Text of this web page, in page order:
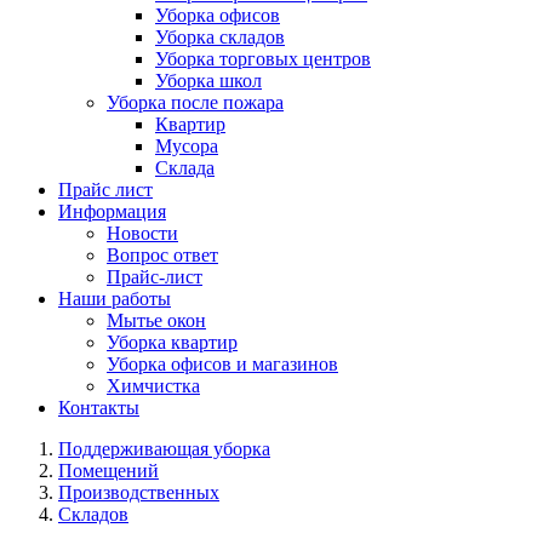
Уборка офисов
Уборка складов
Уборка торговых центров
Уборка школ
Уборка после пожара
Квартир
Мусора
Склада
Прайс лист
Информация
Новости
Вопрос ответ
Прайс-лист
Наши работы
Мытье окон
Уборка квартир
Уборка офисов и магазинов
Химчистка
Контакты
Поддерживающая уборка
Помещений
Производственных
Складов